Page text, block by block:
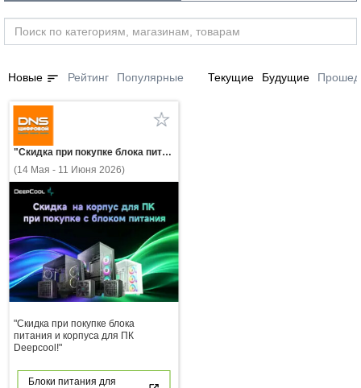
Новые sort Рейтинг Популярные Текущие Будущие
"Скидка при покупке блока питания и корпуса для ПК Deepcool!"
(14 Мая - 11 Июня 2026)
"Скидка при покупке блока
питания и корпуса для ПК
Deepcool!"
Блоки питания для